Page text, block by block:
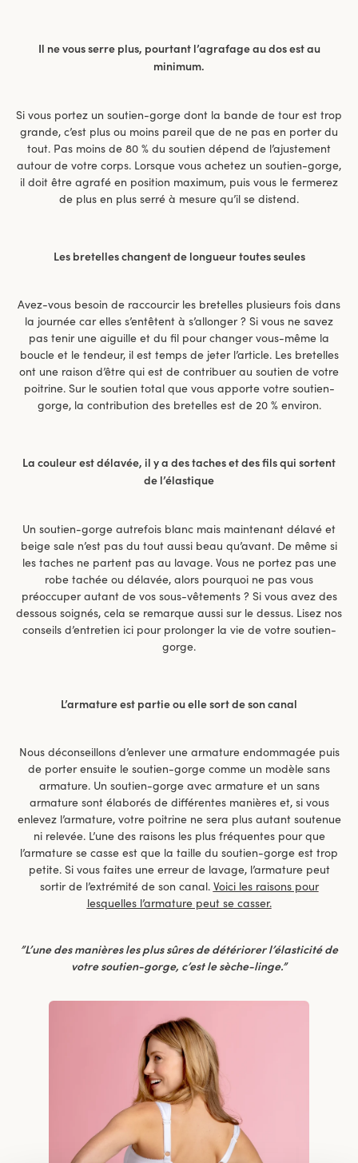
Il ne vous serre plus, pourtant l’agrafage au dos est au
minimum.
Si vous portez un soutien-gorge dont la bande de tour est trop
grande, c’est plus ou moins pareil que de ne pas en porter du
tout. Pas moins de 80 % du soutien dépend de l’ajustement
autour de votre corps. Lorsque vous achetez un soutien-gorge,
il doit être agrafé en position maximum, puis vous le fermerez
de plus en plus serré à mesure qu’il se distend.
Les bretelles changent de longueur toutes seules
Avez-vous besoin de raccourcir les bretelles plusieurs fois dans
la journée car elles s’entêtent à s’allonger ? Si vous ne savez
pas tenir une aiguille et du fil pour changer vous-même la
boucle et le tendeur, il est temps de jeter l’article. Les bretelles
ont une raison d’être qui est de contribuer au soutien de votre
poitrine. Sur le soutien total que vous apporte votre soutien-
gorge, la contribution des bretelles est de 20 % environ.
La couleur est délavée, il y a des taches et des fils qui sortent
de l’élastique
Un soutien-gorge autrefois blanc mais maintenant délavé et
beige sale n’est pas du tout aussi beau qu’avant. De même si
les taches ne partent pas au lavage. Vous ne portez pas une
robe tachée ou délavée, alors pourquoi ne pas vous
préoccuper autant de vos sous-vêtements ? Si vous avez des
dessous soignés, cela se remarque aussi sur le dessus. Lisez nos
conseils d’entretien ici pour prolonger la vie de votre soutien-
gorge.
L’armature est partie ou elle sort de son canal
Nous déconseillons d’enlever une armature endommagée puis
de porter ensuite le soutien-gorge comme un modèle sans
armature. Un soutien-gorge avec armature et un sans
armature sont élaborés de différentes manières et, si vous
enlevez l’armature, votre poitrine ne sera plus autant soutenue
ni relevée. L’une des raisons les plus fréquentes pour que
l’armature se casse est que la taille du soutien-gorge est trop
petite. Si vous faites une erreur de lavage, l’armature peut
sortir de l’extrémité de son canal. Voici les raisons pour
lesquelles l’armature peut se casser.
”L’une des manières les plus sûres de détériorer l’élasticité de
votre soutien-gorge, c’est le sèche-linge.”